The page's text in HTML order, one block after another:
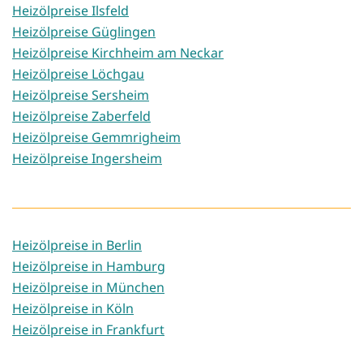
Heizölpreise Ilsfeld
Heizölpreise Güglingen
Heizölpreise Kirchheim am Neckar
Heizölpreise Löchgau
Heizölpreise Sersheim
Heizölpreise Zaberfeld
Heizölpreise Gemmrigheim
Heizölpreise Ingersheim
Heizölpreise in Berlin
Heizölpreise in Hamburg
Heizölpreise in München
Heizölpreise in Köln
Heizölpreise in Frankfurt